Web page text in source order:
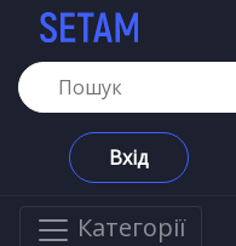
Вхід
Категорії